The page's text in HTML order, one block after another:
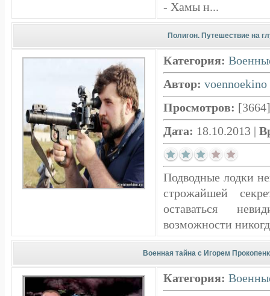
- Хамы н...
Полигон. Путешествие на
Категория:
Автор: voennoekino
Просмотров: [3664]
Дата: 18.10.2013
Подводные лодки
строжайшей
оставаться
возможности
Военная тайна с Игорем
Категория: